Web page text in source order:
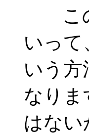
この
いって
いう
なりま
はない